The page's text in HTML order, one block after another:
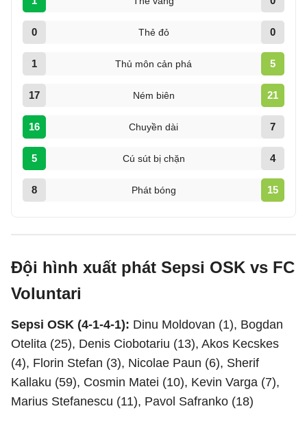
0 Thẻ đỏ 0
1 Thủ môn cản phá 5
17 Ném biên 21
16 Chuyền dài 7
5 Cú sút bị chặn 4
8 Phát bóng 15
Đội hình xuất phát Sepsi OSK vs FC
Voluntari
Sepsi OSK (4-1-4-1): Dinu Moldovan (1), Bogdan
Otelita (25), Denis Ciobotariu (13), Akos Kecskes
(4), Florin Stefan (3), Nicolae Paun (6), Sherif
Kallaku (59), Cosmin Matei (10), Kevin Varga (7),
Marius Stefanescu (11), Pavol Safranko (18)